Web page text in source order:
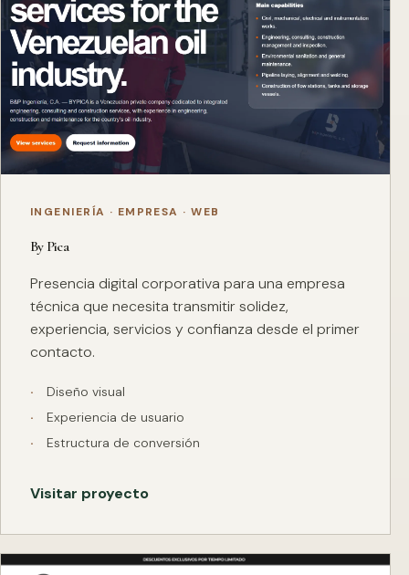
INGENIERÍA · EMPRESA · WEB
By Pica
Presencia digital corporativa para una empresa
técnica que necesita transmitir solidez,
experiencia, servicios y confianza desde el primer
contacto.
Diseño visual
Experiencia de usuario
Estructura de conversión
Visitar proyecto